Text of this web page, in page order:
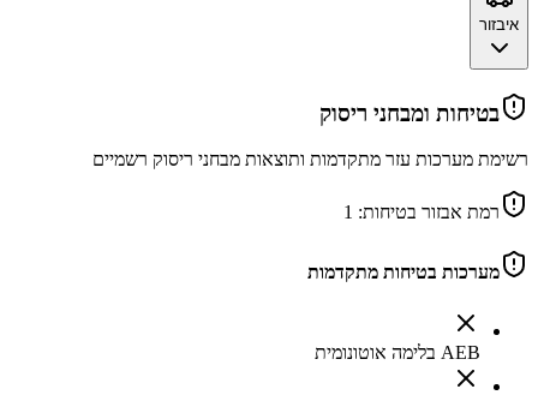
איבזור
בטיחות ומבחני ריסוק
רשימת מערכות עזר מתקדמות ותוצאות מבחני ריסוק רשמיים
רמת אבזור בטיחות: 1
מערכות בטיחות מתקדמות
AEB בלימה אוטונומית